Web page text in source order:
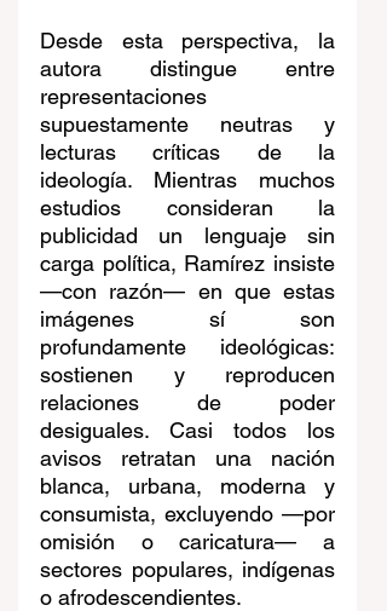
Desde esta perspectiva, la
autora distingue entre
representaciones
supuestamente neutras y
lecturas críticas de la
ideología. Mientras muchos
estudios consideran la
publicidad un lenguaje sin
carga política, Ramírez insiste
—con razón— en que estas
imágenes sí son
profundamente ideológicas:
sostienen y reproducen
relaciones de poder
desiguales. Casi todos los
avisos retratan una nación
blanca, urbana, moderna y
consumista, excluyendo —por
omisión o caricatura— a
sectores populares, indígenas
o afrodescendientes.